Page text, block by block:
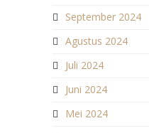
September 2024
Agustus 2024
Juli 2024
Juni 2024
Mei 2024